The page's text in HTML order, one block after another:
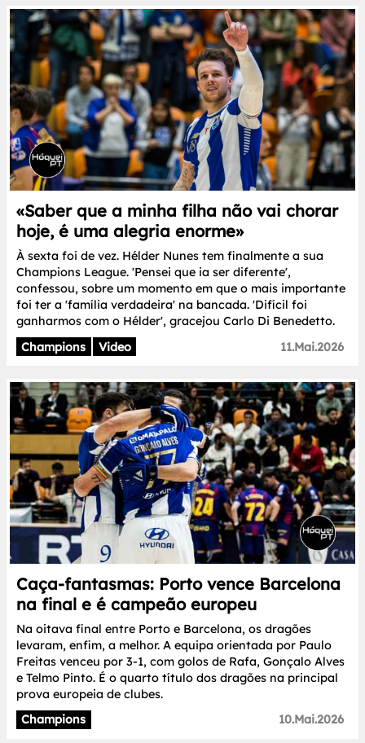
«Saber que a minha filha não vai chorar
hoje, é uma alegria enorme»
À sexta foi de vez. Hélder Nunes tem finalmente a sua
Champions League. 'Pensei que ia ser diferente',
confessou, sobre um momento em que o mais importante
foi ter a 'família verdadeira' na bancada. 'Difícil foi
ganharmos com o Hélder', gracejou Carlo Di Benedetto.
Champions
Video 11.Mai.2026
Caça-fantasmas: Porto vence Barcelona
na final e é campeão europeu
Na oitava final entre Porto e Barcelona, os dragões
levaram, enfim, a melhor. A equipa orientada por Paulo
Freitas venceu por 3-1, com golos de Rafa, Gonçalo Alves
e Telmo Pinto. É o quarto título dos dragões na principal
prova europeia de clubes.
Champions
10.Mai.2026